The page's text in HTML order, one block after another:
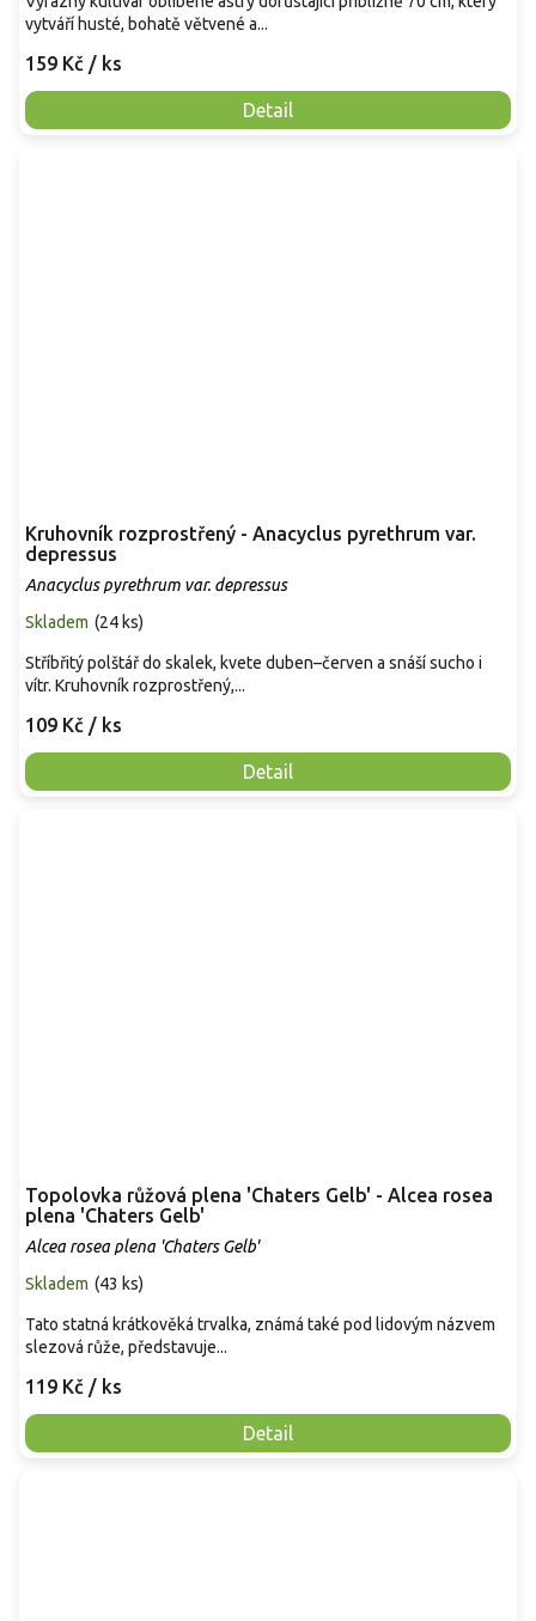
159 Kč / ks
Detail
vytváří husté, bohatě větvené a...
Kruhovník rozprostřený - Anacyclus pyrethrum var.
depressus
Anacyclus pyrethrum var. depressus
Skladem (24 ks)
109 Kč / ks
Detail
Stříbřitý polštář do skalek, kvete duben–červen a snáší sucho i
vítr. Kruhovník rozprostřený,...
Topolovka růžová plena 'Chaters Gelb' - Alcea rosea
plena 'Chaters Gelb'
Alcea rosea plena 'Chaters Gelb'
Skladem (43 ks)
119 Kč / ks
Detail
Tato statná krátkověká trvalka, známá také pod lidovým názvem
slezová růže, představuje...